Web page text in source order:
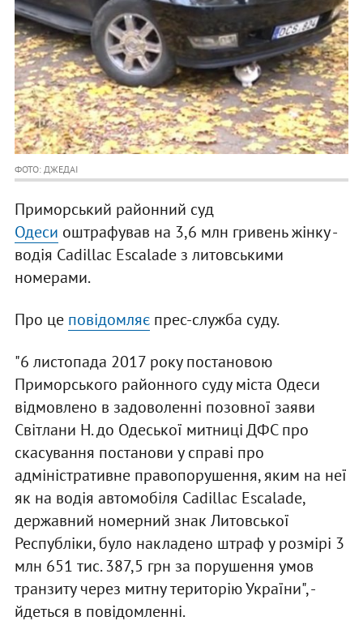
ФОТО: ДЖЕДАІ
Приморський районний суд
Одеси оштрафував на 3,6 млн гривень жінку -
водія Cadillac Escalade з литовськими
номерами.
Про це повідомляєпрес-служба суду.
"6 листопада 2017 року постановою
Приморського районного суду міста Одеси
відмовлено в задоволенні позовної заяви
Світлани Н. до Одеської митниці ДФС про
скасування постанови у справі про
адміністративне правопорушення, яким на неї
як на водія автомобіля Cadillac Escalade,
державний номерний знак Литовської
Республіки, було накладено штраф у розмірі 3
млн 651 тис. 387,5 грн за порушення умов
транзиту через митну територію України", -
йдеться в повідомленні.